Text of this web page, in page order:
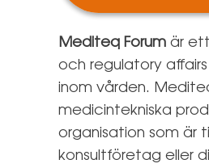
Mediteq Forum är
och regulatory
inom vården.
medicintekniska
organisation som är
konsultföretag eller